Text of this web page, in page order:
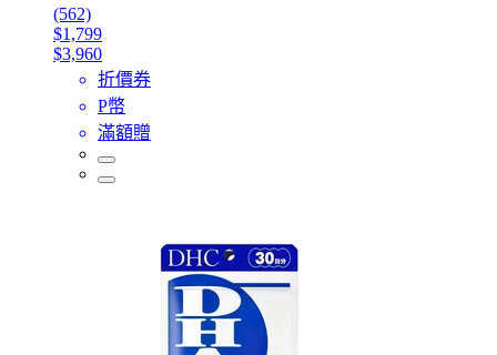
(562)
$1,799
$3,960
折價券
P幣
滿額贈